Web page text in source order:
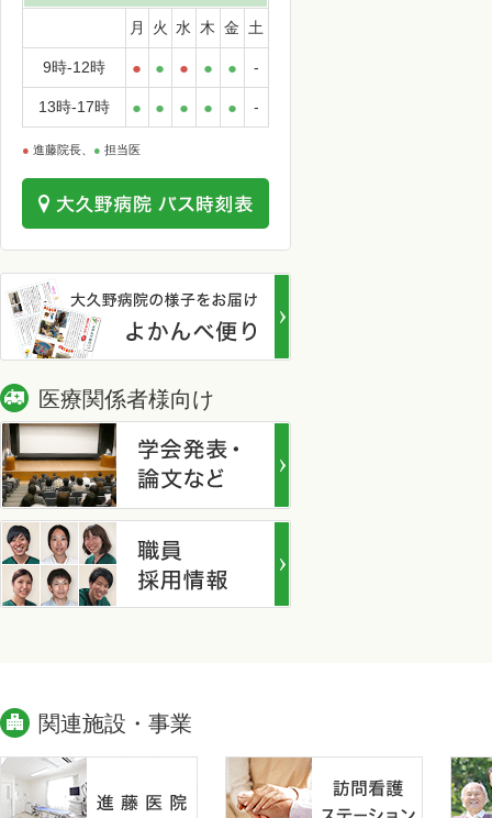
月 火 水 木 金 土
9時-12時 ● ● ● ● ● -
13時-17時 ● ● ● ● ● -
● 進藤院長、 ● 担当医
医療関係者様向け
関連施設・事業